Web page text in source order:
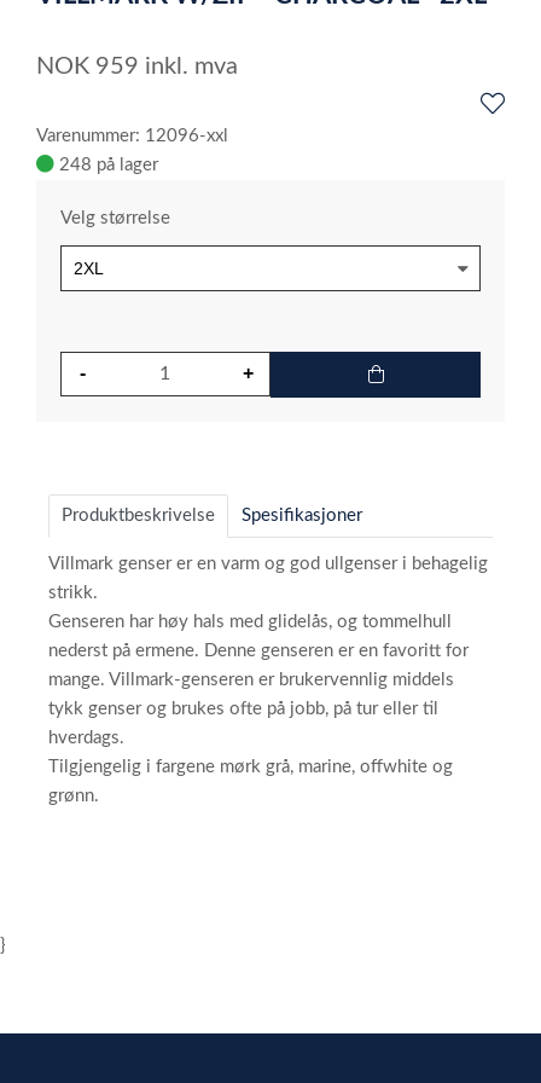
NOK 959 inkl. mva
Varenummer: 12096-xxl
248 på lager
Velg størrelse
Produktbeskrivelse Spesifikasjoner
Villmark genser er en varm og god ullgenser i behagelig
strikk.
Genseren har høy hals med glidelås, og tommelhull
nederst på ermene. Denne genseren er en favoritt for
mange. Villmark-genseren er brukervennlig middels
tykk genser og brukes ofte på jobb, på tur eller til
hverdags.
Tilgjengelig i fargene mørk grå, marine, offwhite og
grønn.
}